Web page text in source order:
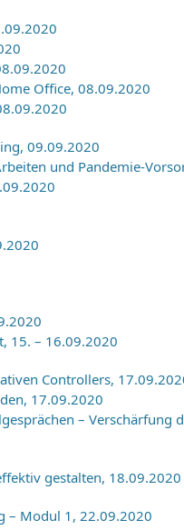
Office, 08.09.2020
09.09.2020
und Pandemie-
15. – 16.09.2020
Controllers,
17.09.2020
– Verschärfung
gestalten, 18.09.2020
– Modul 1, 22.09.2020